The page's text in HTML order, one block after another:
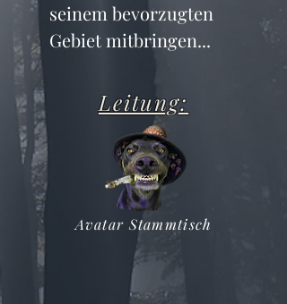
seinem bevorzugten
Gebiet mitbringen...
Leitung:
Avatar Stammtisch